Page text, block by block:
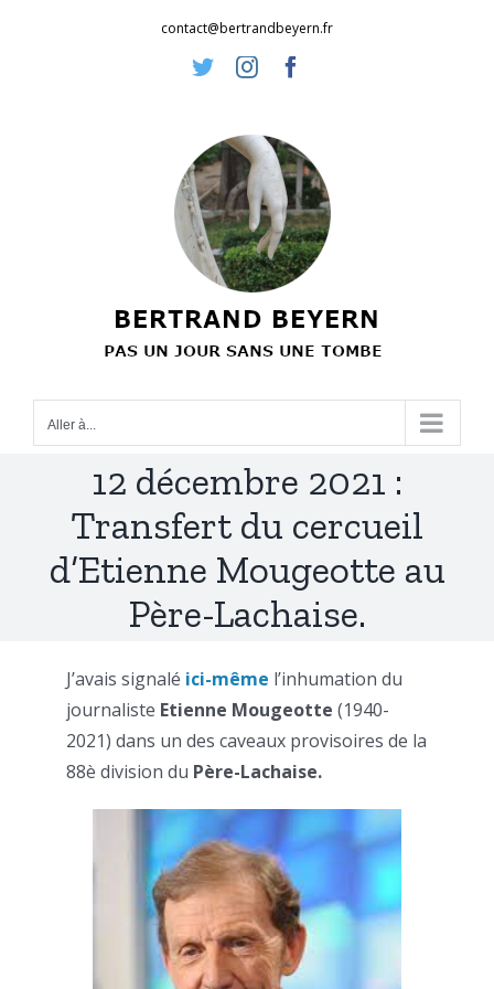
contact@bertrandbeyern.fr
TwitterInstagram
Aller à...
12 décembre 2021 :
Transfert du cercueil
d’Etienne Mougeotte au
Père-Lachaise.
J’avais signalé ici-même l’inhumation du
journaliste Etienne Mougeotte (1940-
2021) dans un des caveaux provisoires de la
88è division du Père-Lachaise.